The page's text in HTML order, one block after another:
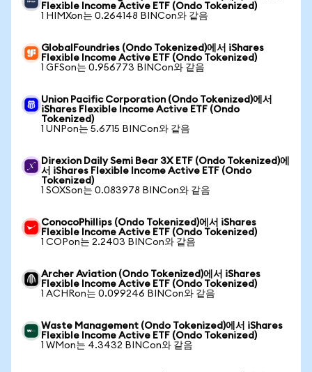
Flexible Income Active ETF (Ondo Tokenized)
1 HIMXon는 0.264148 BINCon와 같음
GlobalFoundries (Ondo Tokenized)에서 iShares
Flexible Income Active ETF (Ondo Tokenized)
1 GFSon는 0.956773 BINCon와 같음
Union Pacific Corporation (Ondo Tokenized)에서
iShares Flexible Income Active ETF (Ondo
Tokenized)
1 UNPon는 5.6715 BINCon와 같음
Direxion Daily Semi Bear 3X ETF (Ondo Tokenized)에
서 iShares Flexible Income Active ETF (Ondo
Tokenized)
1 SOXSon는 0.083978 BINCon와 같음
ConocoPhillips (Ondo Tokenized)에서 iShares
Flexible Income Active ETF (Ondo Tokenized)
1 COPon는 2.2403 BINCon와 같음
Archer Aviation (Ondo Tokenized)에서 iShares
Flexible Income Active ETF (Ondo Tokenized)
1 ACHRon는 0.099246 BINCon와 같음
Waste Management (Ondo Tokenized)에서 iShares
Flexible Income Active ETF (Ondo Tokenized)
1 WMon는 4.3432 BINCon와 같음